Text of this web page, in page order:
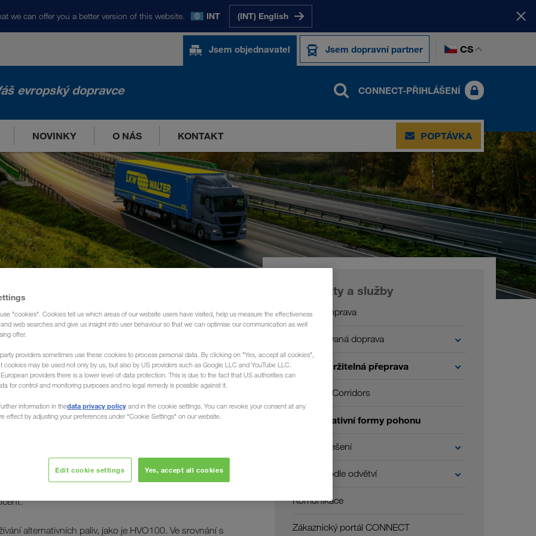
we can offer you a better version of this website. INT (INT) English
Jsem objednavatel Jsem dopravní partner CS
evropský dopravce CONNECT-PŘIHLÁŠENÍ
NOVINKY O NÁS KONTAKT POPTÁVKA
pohonu
hmoty a
udržitelný zisk
2030 své emise v rozsahu Scope 3 o 30
koridorů „Green Corridors“, zaměření na
a pohony ve fázi vyzvednutí a doručení je jedním z
koridory mohou jako dekarbonizovaná řešení dopravy
alternativních paliv, jako je HVO100. Ve srovnání s
Produkty a služby
Silniční doprava
Kombinovaná doprava
Trvale udržitelná přeprava
Green Corridors
Alternativní formy pohonu
Digitální řešení
Řešení podle odvětví
Komunikace
Zákaznický portál CONNECT
"cookies". Cookies tell us which areas of our website users have visited, help us measure the effectiveness
web searches and give us insight into user behaviour so that we can optimise our communication as well
offer.
providers sometimes use these cookies to process personal data. By clicking on "Yes, accept all cookies",
cookies may be used not only by us, but also by US providers such as Google LLC and YouTube LLC.
providers there is a lower level of data protection. This is due to the fact that US authorities can
for control and monitoring purposes and no legal remedy is possible against it.
information in thedata privacy policy and in the cookie settings. You can revoke your consent at any
effect by adjusting your preferences under "Cookie Settings" on our website.
Edit cookie settings Yes, accept all cookies